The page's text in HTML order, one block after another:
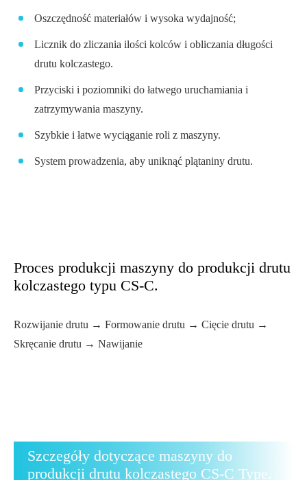
Oszczędność materiałów i wysoka wydajność;
Licznik do zliczania ilości kolców i obliczania długości
drutu kolczastego.
Przyciski i poziomniki do łatwego uruchamiania i
zatrzymywania maszyny.
Szybkie i łatwe wyciąganie roli z maszyny.
System prowadzenia, aby uniknąć plątaniny drutu.
Proces produkcji maszyny do produkcji drutu
kolczastego typu CS-C.
Rozwijanie drutu → Formowanie drutu → Cięcie drutu →
Skręcanie drutu → Nawijanie
Szczegóły dotyczące maszyny do
produkcji drutu kolczastego CS-C Type.